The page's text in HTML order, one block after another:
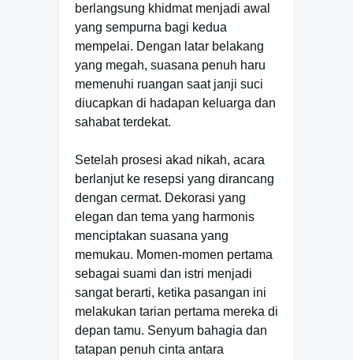
berlangsung khidmat menjadi awal
yang sempurna bagi kedua
mempelai. Dengan latar belakang
yang megah, suasana penuh haru
memenuhi ruangan saat janji suci
diucapkan di hadapan keluarga dan
sahabat terdekat.
Setelah prosesi akad nikah, acara
berlanjut ke resepsi yang dirancang
dengan cermat. Dekorasi yang
elegan dan tema yang harmonis
menciptakan suasana yang
memukau. Momen-momen pertama
sebagai suami dan istri menjadi
sangat berarti, ketika pasangan ini
melakukan tarian pertama mereka di
depan tamu. Senyum bahagia dan
tatapan penuh cinta antara